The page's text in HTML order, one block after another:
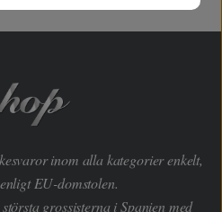
inom alla kategorier enkelt,
EU-domstolen.
grossisterna i Spanien med